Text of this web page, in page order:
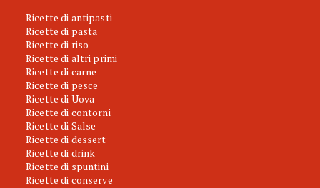
Ricette di antipasti
Ricette di pasta
Ricette di riso
Ricette di altri primi
Ricette di carne
Ricette di pesce
Ricette di Uova
Ricette di contorni
Ricette di Salse
Ricette di dessert
Ricette di drink
Ricette di spuntini
Ricette di conserve